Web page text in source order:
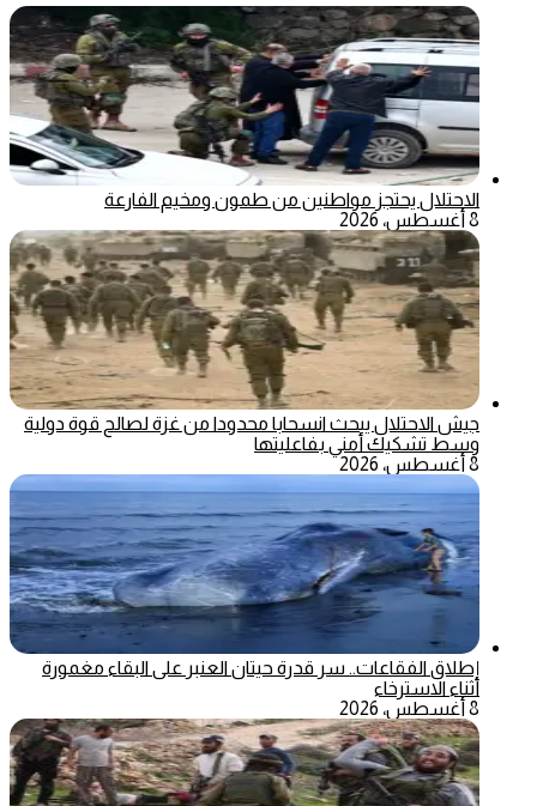
الاحتلال يحتجز مواطنين من طمون ومخيم الفارعة
8 أغسطس، 2026
جيش الاحتلال يبحث انسحابا محدودا من غزة لصالح قوة دولية
وسط تشكيك أمني بفاعليتها
8 أغسطس، 2026
إطلاق الفقاعات.. سر قدرة حيتان العنبر على البقاء مغمورة
أثناء الاسترخاء
8 أغسطس، 2026